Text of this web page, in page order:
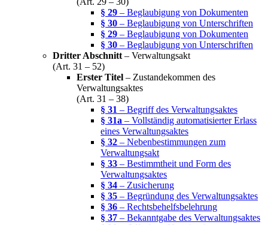
§ 29 – Beglaubigung von Dokumenten
§ 30 – Beglaubigung von Unterschriften
§ 29 – Beglaubigung von Dokumenten
§ 30 – Beglaubigung von Unterschriften
Dritter Abschnitt – Verwaltungsakt
(Art. 31 – 52)
Erster Titel – Zustandekommen des
Verwaltungsaktes
(Art. 31 – 38)
§ 31 – Begriff des Verwaltungsaktes
§ 31a – Vollständig automatisierter Erlass
eines Verwaltungsaktes
§ 32 – Nebenbestimmungen zum
Verwaltungsakt
§ 33 – Bestimmtheit und Form des
Verwaltungsaktes
§ 34 – Zusicherung
§ 35 – Begründung des Verwaltungsaktes
§ 36 – Rechtsbehelfsbelehrung
§ 37 – Bekanntgabe des Verwaltungsaktes